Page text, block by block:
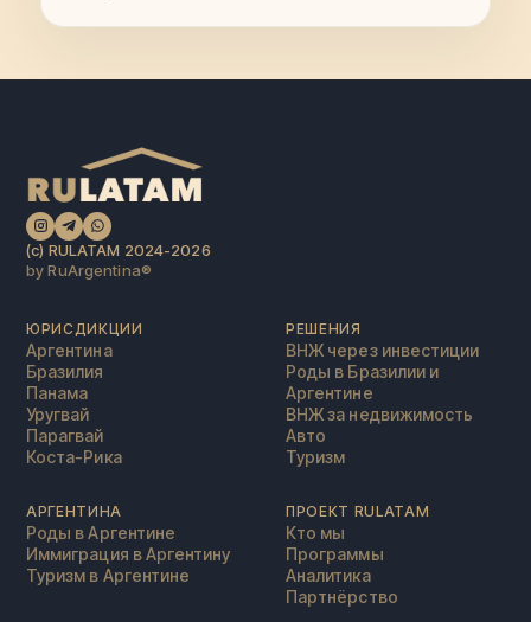
(c) RULATAM 2024-2026
by RuArgentina®️
ЮРИСДИКЦИИ
Аргентина
Бразилия
Панама
Уругвай
Парагвай
Коста-Рика
РЕШЕНИЯ
ВНЖ через инвестиции
Роды в Бразилии и
Аргентине
ВНЖ за недвижимость
Авто
Туризм
АРГЕНТИНА
Роды в Аргентине
Иммиграция в Аргентину
Туризм в Аргентине
ПРОЕКТ RULATAM
Кто мы
Программы
Аналитика
Партнёрство